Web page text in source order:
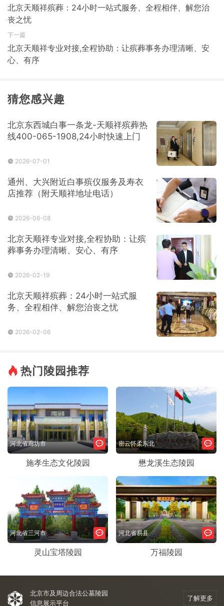
北京天顺祥殡葬：24小时一站式服务、全程相伴、解您治
丧之忧
下一篇
北京天顺祥专业对接,全程协助：让殡葬事务办理清晰、安
心、有序
猜您感兴趣
北京东西城白事一条龙-天顺祥殡葬热
线400-065-1908,24小时快速上门
2026-07-01
通州、大兴附近白事殡仪服务及寿衣
店推荐（附天顺祥地址电话）
2026-06-08
北京天顺祥专业对接,全程协助：让殡
葬事务办理清晰、安心、有序
2026-02-19
北京天顺祥殡葬：24小时一站式服
务、全程相伴、解您治丧之忧
2026-02-06
热门陵园推荐
河北省廊坊市
施孝生态文化陵园
密云怀柔东北
懋龙溪生态陵园
河北省三河市
灵山宝塔陵园
河北省易县
万福陵园
北京市及周边合法公墓陵园
信息展示平台
了解更多